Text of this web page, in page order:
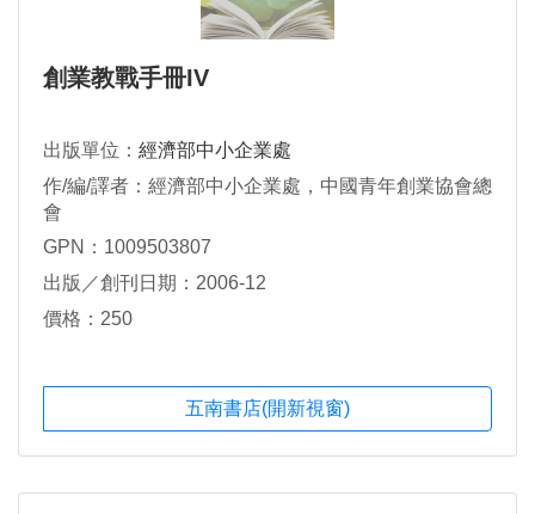
創業教戰手冊IV
出版單位： 經濟部中小企業處
作/編/譯者：經濟部中小企業處，中國青年創業協會總
會
GPN：1009503807
出版／創刊日期：2006-12
價格：250
五南書店(開新視窗)